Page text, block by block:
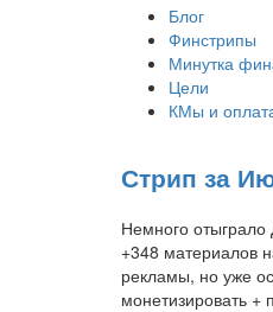
Блог
Финстрипы
Минутка
Цели
КМы и
Стрип за
Немного
+348 материалов
рекламы, но уже
монетизировать +